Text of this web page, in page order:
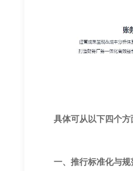
具体可从以下四个方
一、推行标准化与规